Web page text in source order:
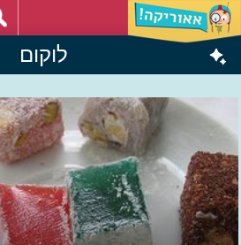
לוקום